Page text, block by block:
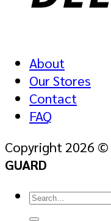
About
Our Stores
Contact
FAQ
Copyright 2026 ©
GUARD
Search